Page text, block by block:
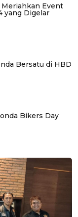
Meriahkan Event
yang Digelar
Bersatu di HBD
Bikers Day